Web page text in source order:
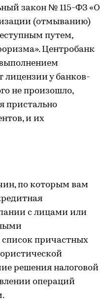
закон № 115-ФЗ «О
(отмыванию)
путем,
Центробанк
выполнением
лицензии у банков-
не произошло,
пристально
и их
по которым вам
с лицами или
причастных
решения налоговой
операций